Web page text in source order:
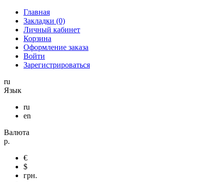
Главная
Закладки (0)
Личный кабинет
Корзина
Оформление заказа
Войти
Зарегистрироваться
ru
Язык
ru
en
Валюта
р.
€
$
грн.